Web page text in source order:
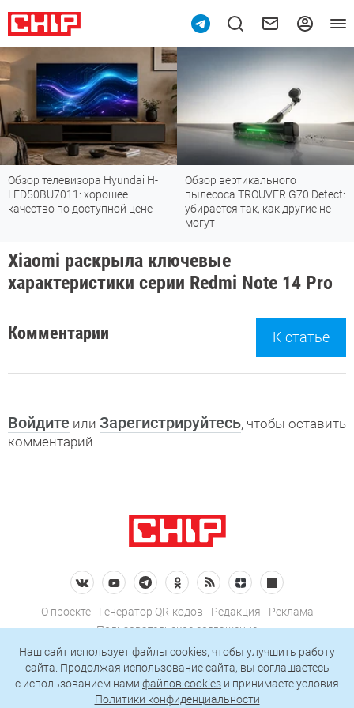
Обзор телевизора Hyundai H-
LED50BU7011: хорошее
качество по доступной цене
Обзор вертикального
пылесоса TROUVER G70 Detect:
убирается так, как другие не
могут
Xiaomi раскрыла ключевые
характеристики серии Redmi Note 14 Pro
Комментарии К статье
Войдите или Зарегистрируйтесь, чтобы оставить
комментарий
О проекте Генератор QR-кодов Редакция
Реклама
Пользовательское соглашение
Политика конфиденциальности
Подписаться на рассылку
Наш сайт использует файлы cookies, чтобы улучшить работу
сайта. Продолжая использование сайта, вы соглашаетесь
c использованием нами файлов cookies и принимаете условия
Политики конфиденциальности